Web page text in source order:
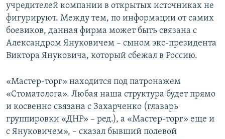
учредителей компании в открытых источниках не
фигурируют. Между тем, по информации от самих
боевиков, данная фирма может быть связана с
Александром Януковичем – сыном экс-президента
Виктора Януковича, который сбежал в Россию.
«Мастер-торг» находится под патронажем
«Стоматолога». Любая наша структура будет прямо
и косвенно связана с Захарченко (главарь
группировки «ДНР» – ред.), а «Мастер-торг» еще и
с Януковичем», – сказал бывший полевой